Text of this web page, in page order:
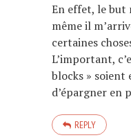
En effet, le but
même il
certaines
L’important,
blocks » soient
d’épargner en
REPLY